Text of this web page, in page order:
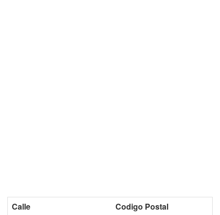
Calle Codigo Postal